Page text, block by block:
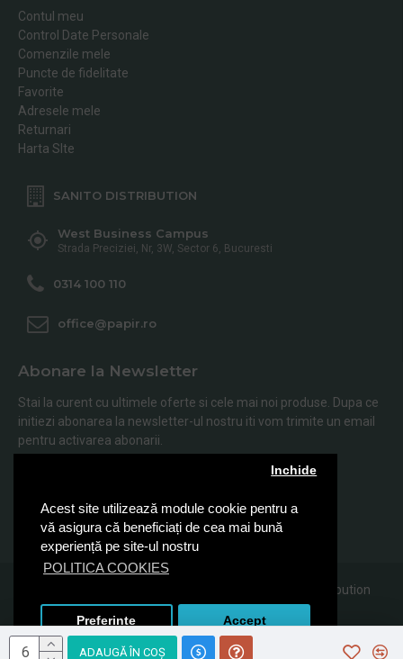
Acest site utilizează module cookie pentru a
vă asigura că beneficiați de cea mai bună
experiență pe site-ul nostru
POLITICA COOKIES
Inchide
Preferinte Accept
ADAUGĂ ÎN COŞ
Contul meu
Control Date Personale
Comenzile mele
Puncte de fidelitate
Favorite
Adresele mele
Returnari
Harta SIte
SANITO DISTRIBUTION
West Business Campus
Strada Preciziei, Nr, 3W, Sector 6, Bucuresti
0314 100 110
office@papir.ro
Abonare la Newsletter
Stai la curent cu ultimele oferte si cele mai noi produse. Dupa ce
initiezi abonarea la newsletter-ul nostru iti vom trimite un email
pentru activarea abonarii.
Abonare
Am citit şi sunt de acord cu Politica de Confidentialitate
© 2019, Papir.ro, Toate drepturile rezervate Sanito Distribution